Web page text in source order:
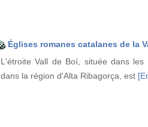
Églises romanes catalanes de la
L'étroite Vall de Boí, située dans les
dans la région d'Alta Ribagorça, est